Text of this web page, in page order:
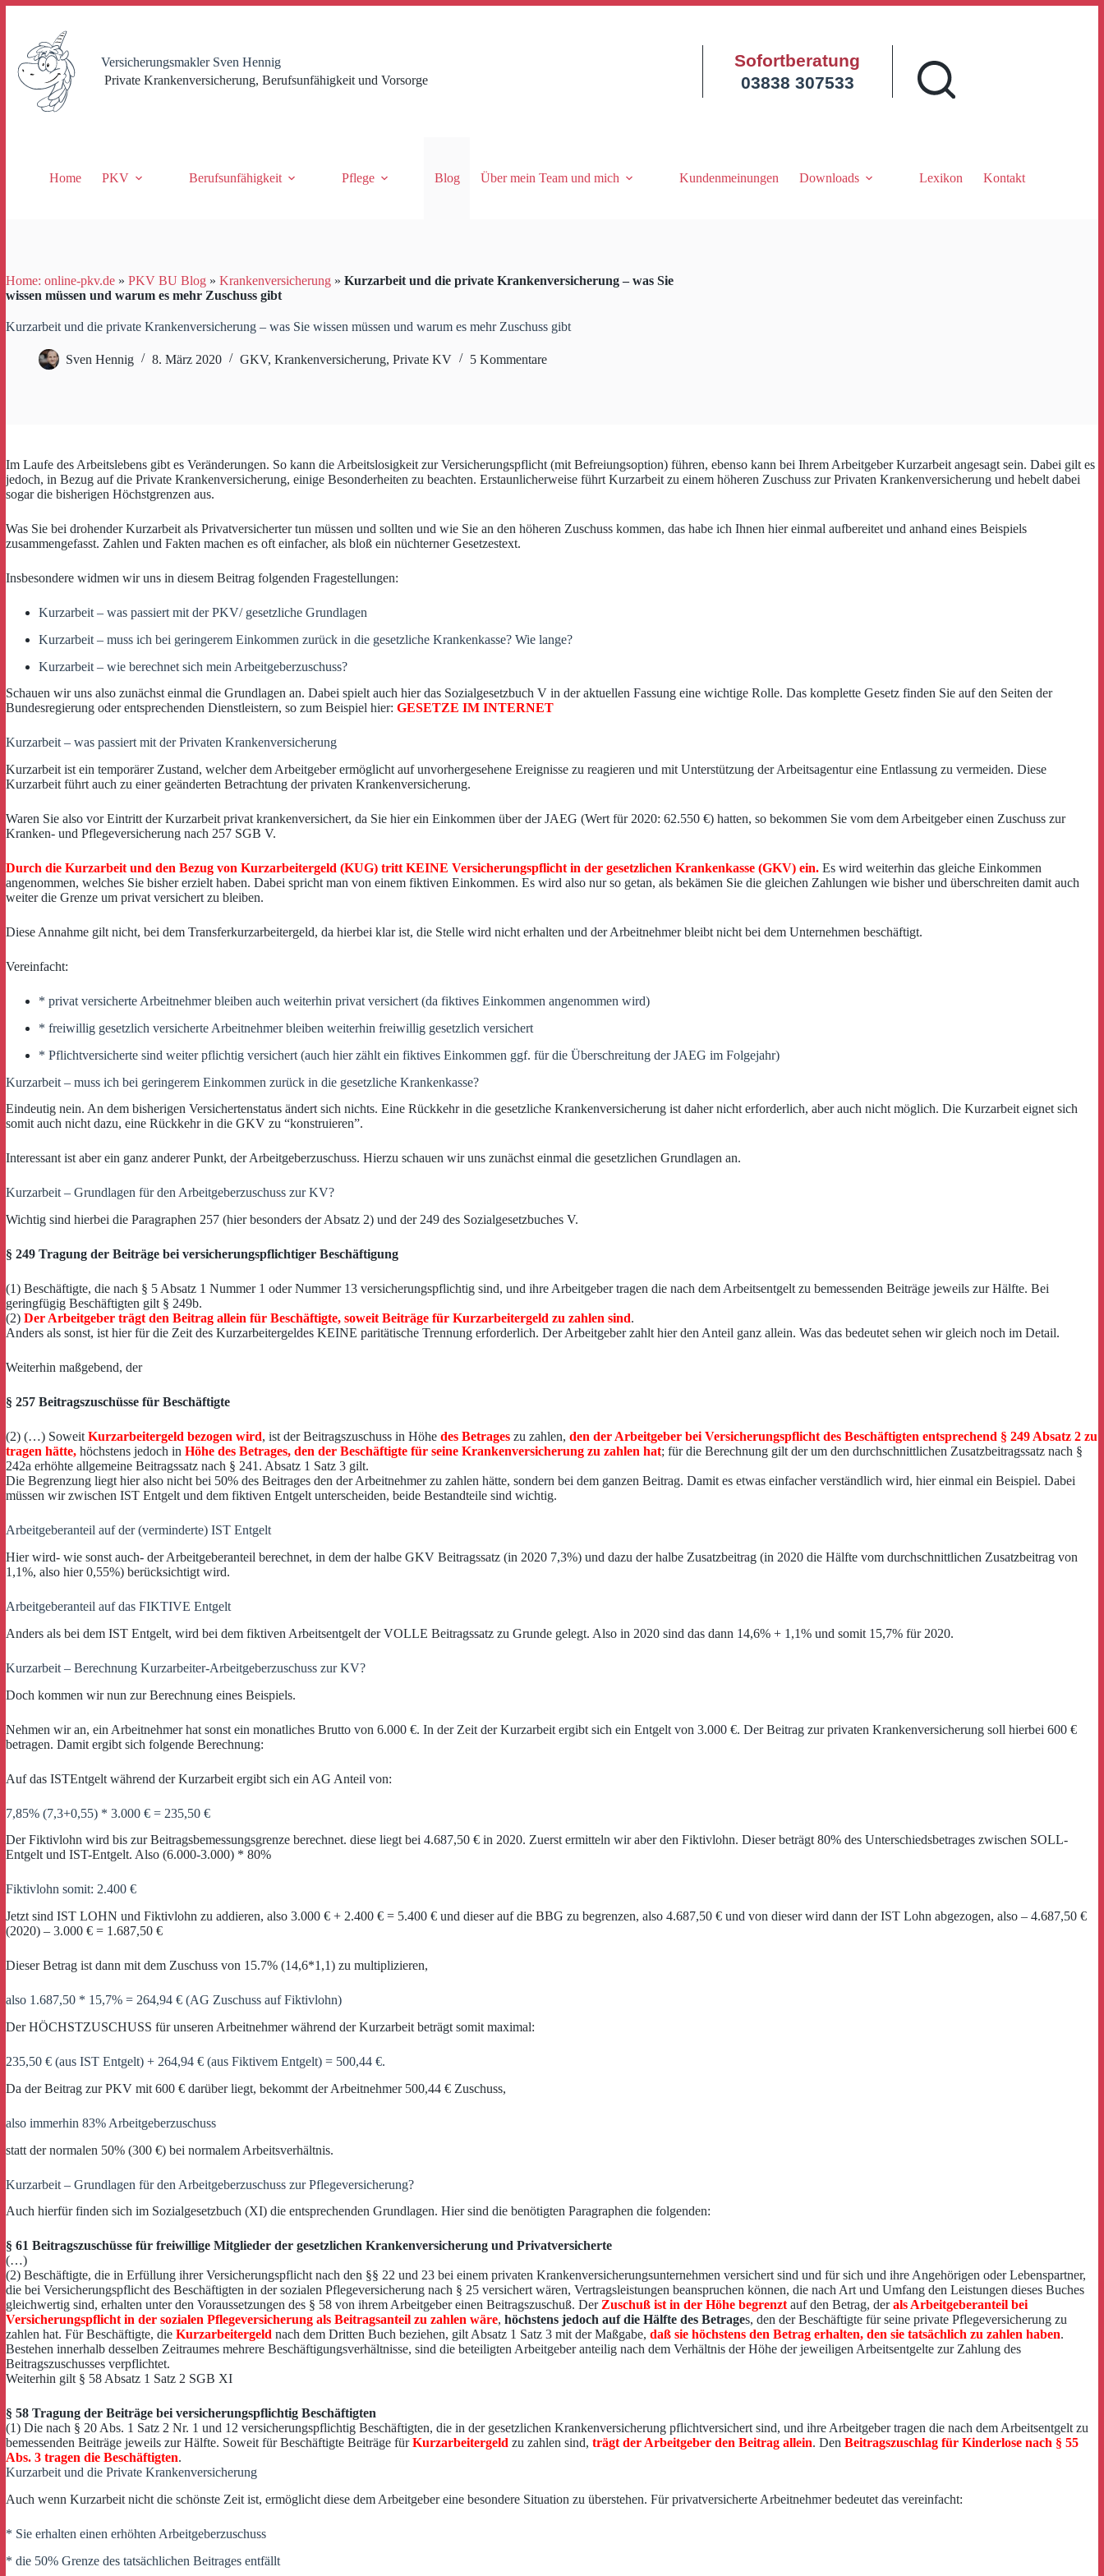
springen
Versicherungsmakler Sven Hennig
Private Krankenversicherung, Berufsunfähigkeit und Vorsorge
Sofortberatung
03838 307533
Home PKV Berufsunfähigkeit Pflege Blog Über mein Team und mich Kundenmeinungen Downloads Lexikon Kontakt
Home: online-pkv.de » PKV BU Blog » Krankenversicherung » Kurzarbeit und die private Krankenversicherung – was Sie
wissen müssen und warum es mehr Zuschuss gibt
Kurzarbeit und die private Krankenversicherung – was Sie wissen müssen und warum es mehr Zuschuss gibt
Sven Hennig 8. März 2020 GKV, Krankenversicherung, Private KV 5 Kommentare
Im Laufe des Arbeitslebens gibt es Veränderungen. So kann die Arbeitslosigkeit zur Versicherungspflicht (mit Befreiungsoption) führen, ebenso kann bei Ihrem Arbeitgeber Kurzarbeit angesagt sein. Dabei gilt es
jedoch, in Bezug auf die Private Krankenversicherung, einige Besonderheiten zu beachten. Erstaunlicherweise führt Kurzarbeit zu einem höheren Zuschuss zur Privaten Krankenversicherung und hebelt dabei
sogar die bisherigen Höchstgrenzen aus.
Was Sie bei drohender Kurzarbeit als Privatversicherter tun müssen und sollten und wie Sie an den höheren Zuschuss kommen, das habe ich Ihnen hier einmal aufbereitet und anhand eines Beispiels
zusammengefasst. Zahlen und Fakten machen es oft einfacher, als bloß ein nüchterner Gesetzestext.
Insbesondere widmen wir uns in diesem Beitrag folgenden Fragestellungen:
Kurzarbeit – was passiert mit der PKV/ gesetzliche Grundlagen
Kurzarbeit – muss ich bei geringerem Einkommen zurück in die gesetzliche Krankenkasse? Wie lange?
Kurzarbeit – wie berechnet sich mein Arbeitgeberzuschuss?
Schauen wir uns also zunächst einmal die Grundlagen an. Dabei spielt auch hier das Sozialgesetzbuch V in der aktuellen Fassung eine wichtige Rolle. Das komplette Gesetz finden Sie auf den Seiten der
Bundesregierung oder entsprechenden Dienstleistern, so zum Beispiel hier: GESETZE IM INTERNET
Kurzarbeit – was passiert mit der Privaten Krankenversicherung
Kurzarbeit ist ein temporärer Zustand, welcher dem Arbeitgeber ermöglicht auf unvorhergesehene Ereignisse zu reagieren und mit Unterstützung der Arbeitsagentur eine Entlassung zu vermeiden. Diese
Kurzarbeit führt auch zu einer geänderten Betrachtung der privaten Krankenversicherung.
Waren Sie also vor Eintritt der Kurzarbeit privat krankenversichert, da Sie hier ein Einkommen über der JAEG (Wert für 2020: 62.550 €) hatten, so bekommen Sie vom dem Arbeitgeber einen Zuschuss zur
Kranken- und Pflegeversicherung nach 257 SGB V.
Durch die Kurzarbeit und den Bezug von Kurzarbeitergeld (KUG) tritt KEINE Versicherungspflicht in der gesetzlichen Krankenkasse (GKV) ein. Es wird weiterhin das gleiche Einkommen
angenommen, welches Sie bisher erzielt haben. Dabei spricht man von einem fiktiven Einkommen. Es wird also nur so getan, als bekämen Sie die gleichen Zahlungen wie bisher und überschreiten damit auch
weiter die Grenze um privat versichert zu bleiben.
Diese Annahme gilt nicht, bei dem Transferkurzarbeitergeld, da hierbei klar ist, die Stelle wird nicht erhalten und der Arbeitnehmer bleibt nicht bei dem Unternehmen beschäftigt.
Vereinfacht:
* privat versicherte Arbeitnehmer bleiben auch weiterhin privat versichert (da fiktives Einkommen angenommen wird)
* freiwillig gesetzlich versicherte Arbeitnehmer bleiben weiterhin freiwillig gesetzlich versichert
* Pflichtversicherte sind weiter pflichtig versichert (auch hier zählt ein fiktives Einkommen ggf. für die Überschreitung der JAEG im Folgejahr)
Kurzarbeit – muss ich bei geringerem Einkommen zurück in die gesetzliche Krankenkasse?
Eindeutig nein. An dem bisherigen Versichertenstatus ändert sich nichts. Eine Rückkehr in die gesetzliche Krankenversicherung ist daher nicht erforderlich, aber auch nicht möglich. Die Kurzarbeit eignet sich
somit auch nicht dazu, eine Rückkehr in die GKV zu “konstruieren”.
Interessant ist aber ein ganz anderer Punkt, der Arbeitgeberzuschuss. Hierzu schauen wir uns zunächst einmal die gesetzlichen Grundlagen an.
Kurzarbeit – Grundlagen für den Arbeitgeberzuschuss zur KV?
Wichtig sind hierbei die Paragraphen 257 (hier besonders der Absatz 2) und der 249 des Sozialgesetzbuches V.
§ 249 Tragung der Beiträge bei versicherungspflichtiger Beschäftigung
(1) Beschäftigte, die nach § 5 Absatz 1 Nummer 1 oder Nummer 13 versicherungspflichtig sind, und ihre Arbeitgeber tragen die nach dem Arbeitsentgelt zu bemessenden Beiträge jeweils zur Hälfte. Bei
geringfügig Beschäftigten gilt § 249b.
(2) Der Arbeitgeber trägt den Beitrag allein für Beschäftigte, soweit Beiträge für Kurzarbeitergeld zu zahlen sind.
Anders als sonst, ist hier für die Zeit des Kurzarbeitergeldes KEINE paritätische Trennung erforderlich. Der Arbeitgeber zahlt hier den Anteil ganz allein. Was das bedeutet sehen wir gleich noch im Detail.
Weiterhin maßgebend, der
§ 257 Beitragszuschüsse für Beschäftigte
(2) (…) Soweit Kurzarbeitergeld bezogen wird, ist der Beitragszuschuss in Höhe des Betrages zu zahlen, den der Arbeitgeber bei Versicherungspflicht des Beschäftigten entsprechend § 249 Absatz 2 zu
tragen hätte, höchstens jedoch in Höhe des Betrages, den der Beschäftigte für seine Krankenversicherung zu zahlen hat; für die Berechnung gilt der um den durchschnittlichen Zusatzbeitragssatz nach §
242a erhöhte allgemeine Beitragssatz nach § 241. Absatz 1 Satz 3 gilt.
Die Begrenzung liegt hier also nicht bei 50% des Beitrages den der Arbeitnehmer zu zahlen hätte, sondern bei dem ganzen Beitrag. Damit es etwas einfacher verständlich wird, hier einmal ein Beispiel. Dabei
müssen wir zwischen IST Entgelt und dem fiktiven Entgelt unterscheiden, beide Bestandteile sind wichtig.
Arbeitgeberanteil auf der (verminderte) IST Entgelt
Hier wird- wie sonst auch- der Arbeitgeberanteil berechnet, in dem der halbe GKV Beitragssatz (in 2020 7,3%) und dazu der halbe Zusatzbeitrag (in 2020 die Hälfte vom durchschnittlichen Zusatzbeitrag von
1,1%, also hier 0,55%) berücksichtigt wird.
Arbeitgeberanteil auf das FIKTIVE Entgelt
Anders als bei dem IST Entgelt, wird bei dem fiktiven Arbeitsentgelt der VOLLE Beitragssatz zu Grunde gelegt. Also in 2020 sind das dann 14,6% + 1,1% und somit 15,7% für 2020.
Kurzarbeit – Berechnung Kurzarbeiter-Arbeitgeberzuschuss zur KV?
Doch kommen wir nun zur Berechnung eines Beispiels.
Nehmen wir an, ein Arbeitnehmer hat sonst ein monatliches Brutto von 6.000 €. In der Zeit der Kurzarbeit ergibt sich ein Entgelt von 3.000 €. Der Beitrag zur privaten Krankenversicherung soll hierbei 600 €
betragen. Damit ergibt sich folgende Berechnung:
Auf das ISTEntgelt während der Kurzarbeit ergibt sich ein AG Anteil von:
7,85% (7,3+0,55) * 3.000 € = 235,50 €
Der Fiktivlohn wird bis zur Beitragsbemessungsgrenze berechnet. diese liegt bei 4.687,50 € in 2020. Zuerst ermitteln wir aber den Fiktivlohn. Dieser beträgt 80% des Unterschiedsbetrages zwischen SOLL-
Entgelt und IST-Entgelt. Also (6.000-3.000) * 80%
Fiktivlohn somit: 2.400 €
Jetzt sind IST LOHN und Fiktivlohn zu addieren, also 3.000 € + 2.400 € = 5.400 € und dieser auf die BBG zu begrenzen, also 4.687,50 € und von dieser wird dann der IST Lohn abgezogen, also – 4.687,50 €
(2020) – 3.000 € = 1.687,50 €
Dieser Betrag ist dann mit dem Zuschuss von 15.7% (14,6*1,1) zu multiplizieren,
also 1.687,50 * 15,7% = 264,94 € (AG Zuschuss auf Fiktivlohn)
Der HÖCHSTZUSCHUSS für unseren Arbeitnehmer während der Kurzarbeit beträgt somit maximal:
235,50 € (aus IST Entgelt) + 264,94 € (aus Fiktivem Entgelt) = 500,44 €.
Da der Beitrag zur PKV mit 600 € darüber liegt, bekommt der Arbeitnehmer 500,44 € Zuschuss,
also immerhin 83% Arbeitgeberzuschuss
statt der normalen 50% (300 €) bei normalem Arbeitsverhältnis.
Kurzarbeit – Grundlagen für den Arbeitgeberzuschuss zur Pflegeversicherung?
Auch hierfür finden sich im Sozialgesetzbuch (XI) die entsprechenden Grundlagen. Hier sind die benötigten Paragraphen die folgenden:
§ 61 Beitragszuschüsse für freiwillige Mitglieder der gesetzlichen Krankenversicherung und Privatversicherte
(…)
(2) Beschäftigte, die in Erfüllung ihrer Versicherungspflicht nach den §§ 22 und 23 bei einem privaten Krankenversicherungsunternehmen versichert sind und für sich und ihre Angehörigen oder Lebenspartner,
die bei Versicherungspflicht des Beschäftigten in der sozialen Pflegeversicherung nach § 25 versichert wären, Vertragsleistungen beanspruchen können, die nach Art und Umfang den Leistungen dieses Buches
gleichwertig sind, erhalten unter den Voraussetzungen des § 58 von ihrem Arbeitgeber einen Beitragszuschuß. Der Zuschuß ist in der Höhe begrenzt auf den Betrag, derals Arbeitgeberanteil bei
Versicherungspflicht in der sozialen Pflegeversicherung als Beitragsanteil zu zahlen wäre, höchstens jedoch auf die Hälfte des Betrages, den der Beschäftigte für seine private Pflegeversicherung zu
zahlen hat. Für Beschäftigte, die Kurzarbeitergeld nach dem Dritten Buch beziehen, gilt Absatz 1 Satz 3 mit der Maßgabe, daß sie höchstens den Betrag erhalten, den sie tatsächlich zu zahlen haben.
Bestehen innerhalb desselben Zeitraumes mehrere Beschäftigungsverhältnisse, sind die beteiligten Arbeitgeber anteilig nach dem Verhältnis der Höhe der jeweiligen Arbeitsentgelte zur Zahlung des
Beitragszuschusses verpflichtet.
Weiterhin gilt § 58 Absatz 1 Satz 2 SGB XI
§ 58 Tragung der Beiträge bei versicherungspflichtig Beschäftigten
(1) Die nach § 20 Abs. 1 Satz 2 Nr. 1 und 12 versicherungspflichtig Beschäftigten, die in der gesetzlichen Krankenversicherung pflichtversichert sind, und ihre Arbeitgeber tragen die nach dem Arbeitsentgelt zu
bemessenden Beiträge jeweils zur Hälfte. Soweit für Beschäftigte Beiträge fürKurzarbeitergeld zu zahlen sind, trägt der Arbeitgeber den Beitrag allein. Den Beitragszuschlag für Kinderlose nach § 55
Abs. 3 tragen die Beschäftigten.
Kurzarbeit und die Private Krankenversicherung
Auch wenn Kurzarbeit nicht die schönste Zeit ist, ermöglicht diese dem Arbeitgeber eine besondere Situation zu überstehen. Für privatversicherte Arbeitnehmer bedeutet das vereinfacht:
* Sie erhalten einen erhöhten Arbeitgeberzuschuss
* die 50% Grenze des tatsächlichen Beitrages entfällt